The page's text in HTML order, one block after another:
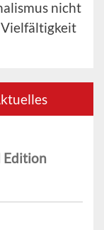
nicht
Vielfältigkeit
Edition